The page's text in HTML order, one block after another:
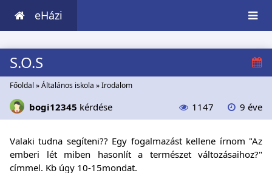
eHázi
S.O.S
Főoldal »Általános iskola »Irodalom
bogi12345 kérdése 1147 9 éve
Valaki tudna segíteni?? Egy fogalmazást kellene írnom "Az
emberi lét miben hasonlít a természet változásaihoz?"
címmel. Kb úgy 10-15mondat.